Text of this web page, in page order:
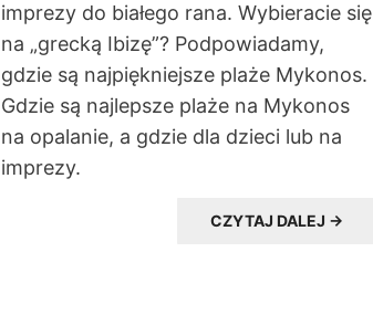
imprezy do białego rana. Wybieracie się
na „grecką Ibizę”? Podpowiadamy,
gdzie są najpiękniejsze plaże Mykonos.
Gdzie są najlepsze plaże na Mykonos
na opalanie, a gdzie dla dzieci lub na
imprezy.
CZYTAJ DALEJ →